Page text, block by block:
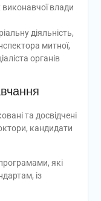
влади
діяльність,
митної,
органів
та досвідчені
кандидати
які
із